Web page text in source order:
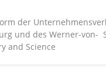
der
und des Werner-von-
and Science